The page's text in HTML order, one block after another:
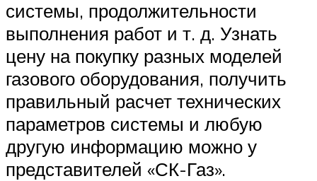
системы, продолжительности
выполнения работ и т. д. Узнать
цену на покупку разных моделей
газового оборудования, получить
правильный расчет технических
параметров системы и любую
другую информацию можно у
представителей «СК-Газ».